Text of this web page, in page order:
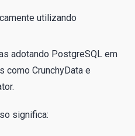
utilizando
adotando PostgreSQL em
como CrunchyData e
significa: